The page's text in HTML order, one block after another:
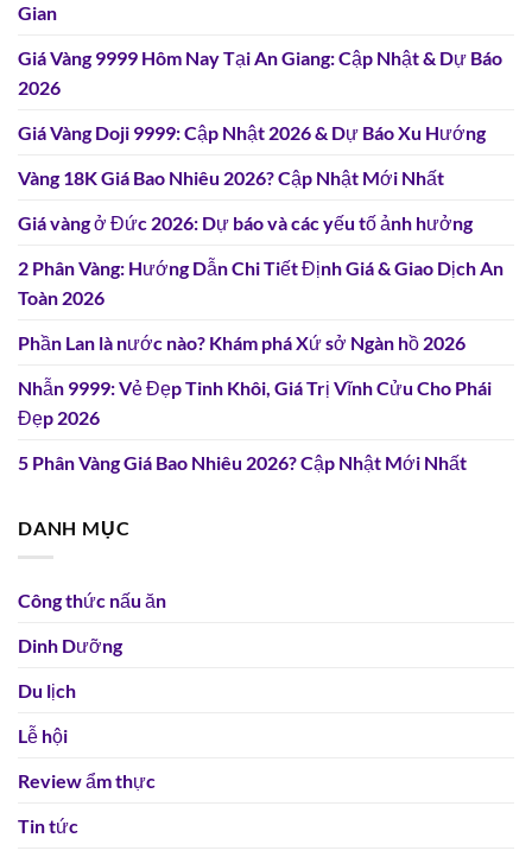
Gian
Giá Vàng 9999 Hôm Nay Tại An Giang: Cập Nhật & Dự Báo
2026
Giá Vàng Doji 9999: Cập Nhật 2026 & Dự Báo Xu Hướng
Vàng 18K Giá Bao Nhiêu 2026? Cập Nhật Mới Nhất
Giá vàng ở Đức 2026: Dự báo và các yếu tố ảnh hưởng
2 Phân Vàng: Hướng Dẫn Chi Tiết Định Giá & Giao Dịch An
Toàn 2026
Phần Lan là nước nào? Khám phá Xứ sở Ngàn hồ 2026
Nhẫn 9999: Vẻ Đẹp Tinh Khôi, Giá Trị Vĩnh Cửu Cho Phái
Đẹp 2026
5 Phân Vàng Giá Bao Nhiêu 2026? Cập Nhật Mới Nhất
DANH MỤC
Công thức nấu ăn
Dinh Dưỡng
Du lịch
Lễ hội
Review ẩm thực
Tin tức